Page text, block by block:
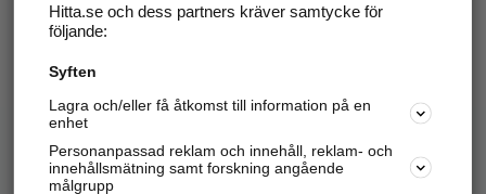
Hitta.se - Gratis nummerupplysning.
Sök företag, personer och platser.
Hitta telefonnummer, adresser, företagsinfo mm.
Hitta.se och dess partners kräver samtycke för
följande:
Syften
Lagra och/eller få åtkomst till information på en
enhet
Personanpassad reklam och innehåll, reklam- och
innehållsmätning samt forskning angående
målgrupp